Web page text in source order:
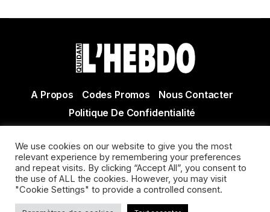
A Propos Codes Promos
Nous Contacter
Politique De Confidentialité
Actualité Agen - Actualité en lot et Garonne - Actualité
Villeneuve sur Lot
We use cookies on our website to give you the most
relevant experience by remembering your preferences
and repeat visits. By clicking “Accept All”, you consent to
the use of ALL the cookies. However, you may visit
"Cookie Settings" to provide a controlled consent.